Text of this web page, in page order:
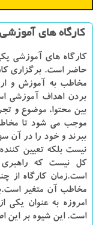
کارگاه های آموزشی
کارگاه‏ های آموزشی
حاضر است. برگزاری
مخاطب به آموزش و
بردن اهداف آموزشي
بين محتوا، موضوع و
موجب مي‏ شود تا
ببرند و خود را در آن
نيست بلکه تعيين
کل نيست که
است.زمان کارگاه از
مخاطب آن متغير
امروزه به عنوان یکی
است. این شیوه بر این